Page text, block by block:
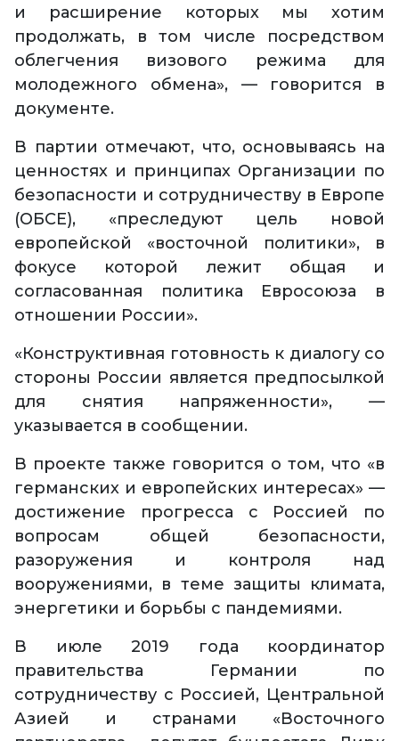
и расширение которых мы хотим
продолжать, в том числе посредством
облегчения визового режима для
молодежного обмена», — говорится в
документе.
В партии отмечают, что, основываясь на
ценностях и принципах Организации по
безопасности и сотрудничеству в Европе
(ОБСЕ), «преследуют цель новой
европейской «восточной политики», в
фокусе которой лежит общая и
согласованная политика Евросоюза в
отношении России».
«Конструктивная готовность к диалогу со
стороны России является предпосылкой
для снятия напряженности», —
указывается в сообщении.
В проекте также говорится о том, что «в
германских и европейских интересах» —
достижение прогресса с Россией по
вопросам общей безопасности,
разоружения и контроля над
вооружениями, в теме защиты климата,
энергетики и борьбы с пандемиями.
В июле 2019 года координатор
правительства Германии по
сотрудничеству с Россией, Центральной
Азией и странами «Восточного